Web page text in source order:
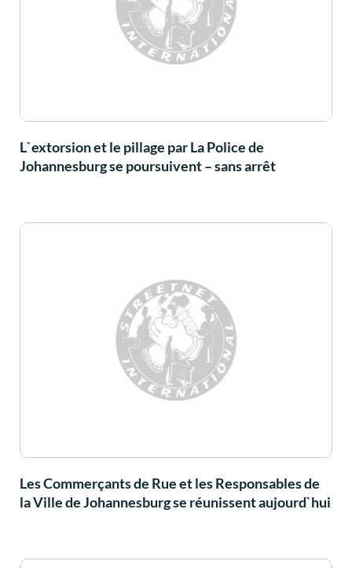
L`extorsion et le pillage par La Police de
Johannesburg se poursuivent – sans arrêt
Les Commerçants de Rue et les Responsables de
la Ville de Johannesburg se réunissent aujourd`hui